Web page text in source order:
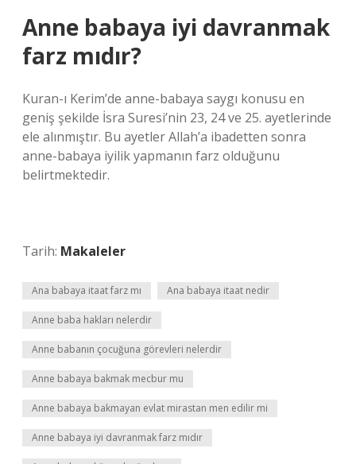
Anne babaya iyi davranmak
farz mıdır?
Kuran-ı Kerim’de anne-babaya saygı konusu en
geniş şekilde İsra Suresi’nin 23, 24 ve 25. ayetlerinde
ele alınmıştır. Bu ayetler Allah’a ibadetten sonra
anne-babaya iyilik yapmanın farz olduğunu
belirtmektedir.
Tarih: Makaleler
Ana babaya itaat farz mı Ana babaya itaat nedir
Anne baba hakları nelerdir
Anne babanın çocuğuna görevleri nelerdir
Anne babaya bakmak mecbur mu
Anne babaya bakmayan evlat mirastan men edilir mi
Anne babaya iyi davranmak farz mıdır